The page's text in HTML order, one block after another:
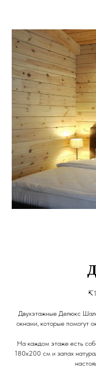
Двухэтажные Делюкс
окнами, которые помогут
На каждом этаже есть
180x200 см и запах